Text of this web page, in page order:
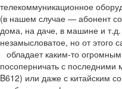
телекоммуникационное
(в нашем случае — абонент
дома, на даче, в машине и
незамысловатое, но от этого
обладает каким-то
посоперничать с
B612) или даже с китайским